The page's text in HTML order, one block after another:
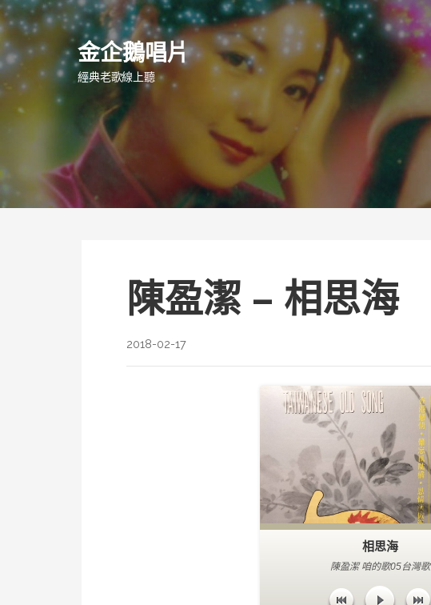
跳
至
主
要
金企鵝唱片
經典老歌線上聽
陳盈潔 – 相思海
2018-02-17
相思海
陳盈潔 咱的歌05台灣歌